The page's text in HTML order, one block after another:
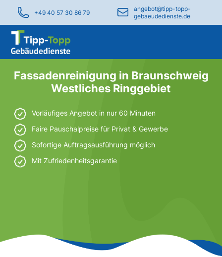
+49 40 57 30 86 79
angebot@tipp-topp-
gebaeudedienste.de
Fassadenreinigung in Braunschweig
Westliches Ringgebiet
Vorläufiges Angebot in nur 60 Minuten
Faire Pauschalpreise für Privat & Gewerbe
Sofortige Auftragsausführung möglich
Mit Zufriedenheitsgarantie